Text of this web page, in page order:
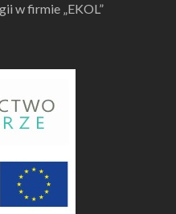
w firmie „EKOL”